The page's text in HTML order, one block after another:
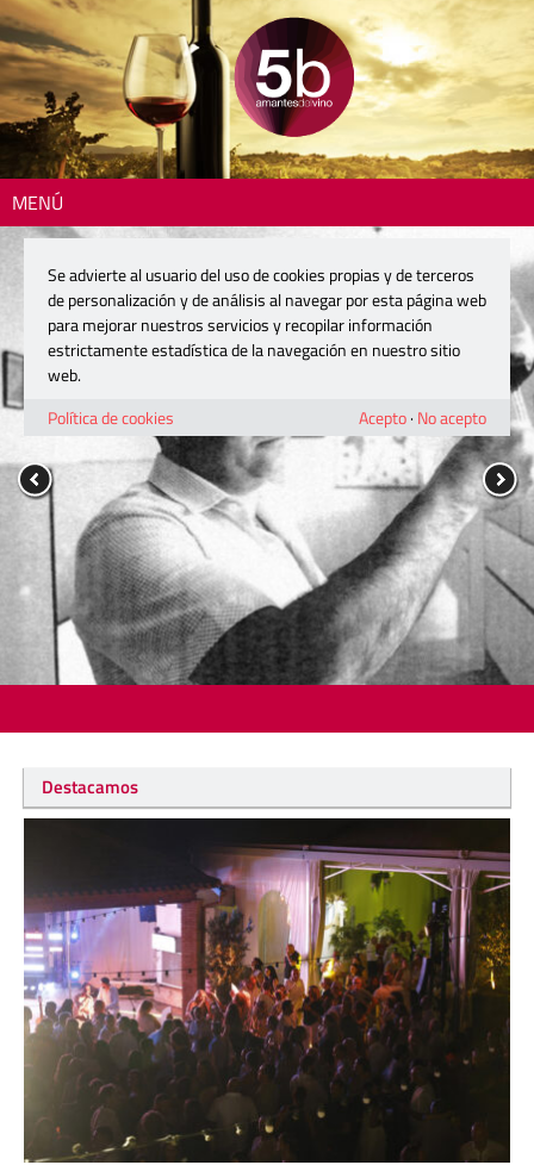
MENÚ
Destacamos
Se advierte al usuario del uso de cookies propias y de terceros
de personalización y de análisis al navegar por esta página web
para mejorar nuestros servicios y recopilar información
estrictamente estadística de la navegación en nuestro sitio
web.
Política de cookies
Acepto· No acepto